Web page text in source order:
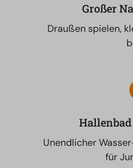
Großer
Draußen spielen,
Unendlicher
für